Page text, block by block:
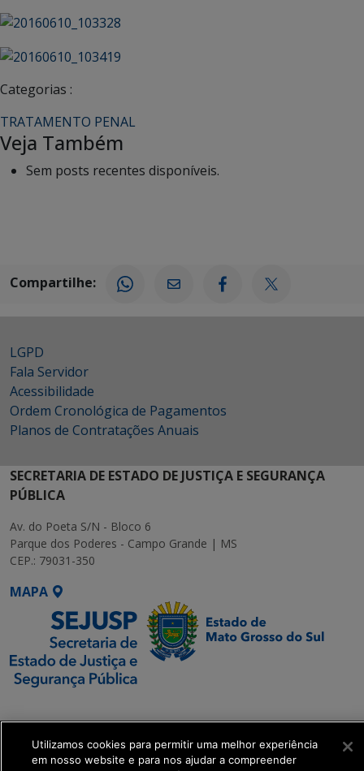
Categorias :
TRATAMENTO PENAL
Veja Também
Sem posts recentes disponíveis.
Compartilhe:
LGPD
Fala Servidor
Acessibilidade
Ordem Cronológica de Pagamentos
Planos de Contratações Anuais
SECRETARIA DE ESTADO DE JUSTIÇA E SEGURANÇA
PÚBLICA
Av. do Poeta S/N - Bloco 6
Parque dos Poderes - Campo Grande | MS
CEP.: 79031-350
MAPA
Executiva de
Transformação Digital
Utilizamos cookies para permitir uma melhor experiência
em nosso website e para nos ajudar a compreender